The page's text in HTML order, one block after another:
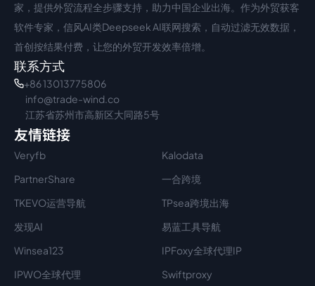
家，提供外贸流程全步骤支持，助力中国企业出海。作为外贸获客
软件专家，信风AI类Deepseek AI联网搜索，自动过滤无效数据，
首创按结果付费，让您的外贸开发效率倍增。
联系方式
+86 13013775806
info@trade-wind.co
江苏省苏州市高新区大同路5号
友情链接
Veryfb
Kalodata
PartnerShare
一合跨境
TKEVO运营导航
TPsea跨境出海
发现AI
易蓝工具导航
Winsea123
IPFoxy全球代理IP
IPWO全球代理
Swiftproxy